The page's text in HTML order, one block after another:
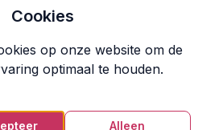
het was geweest die hier op hem
er niet aan denken en trekt haar
terwijl ze een fles rode wijn
op de gedekte tafel inschenkt. De
als Vera met het glas in
ze vriendelijk en ze reikt Simon
Cookies
op onze website om de
optimaal te houden.
Alleen